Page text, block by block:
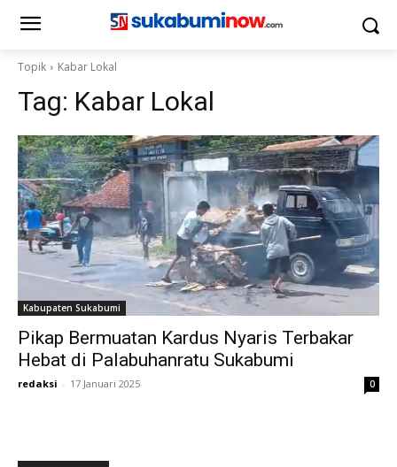
Topik Kabar Lokal
Tag: Kabar Lokal
Kabupaten Sukabumi
Pikap Bermuatan Kardus Nyaris Terbakar
Hebat di Palabuhanratu Sukabumi
redaksi - 17 Januari 2025 0